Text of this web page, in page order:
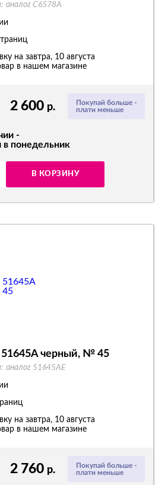
Покупай больше -
плати меньше
2 600 р.
-
в понедельник
В КОРЗИНУ
аналог C6578A
на завтра, 10 августа
в нашем магазине
Покупай больше -
плати меньше
2 760 р.
черный, № 45
аналог 51645AE
на завтра, 10 августа
в нашем магазине